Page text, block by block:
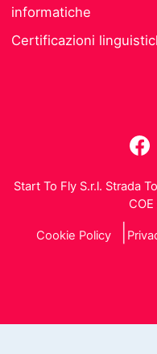
informatiche
Certificazioni
Start To Fly S.r.l. Strada
Cookie Policy